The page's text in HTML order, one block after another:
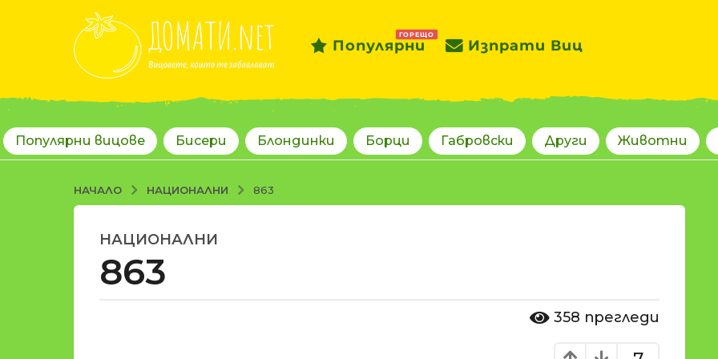
Популярни
ГОРЕЩО
Изпрати Виц
Популярни вицове Бисери Блондинки Борци Габровски Други Животни
НАЧАЛО НАЦИОНАЛНИ 863
1
8
г
НАЦИОНАЛНИ
863
358 прегледи